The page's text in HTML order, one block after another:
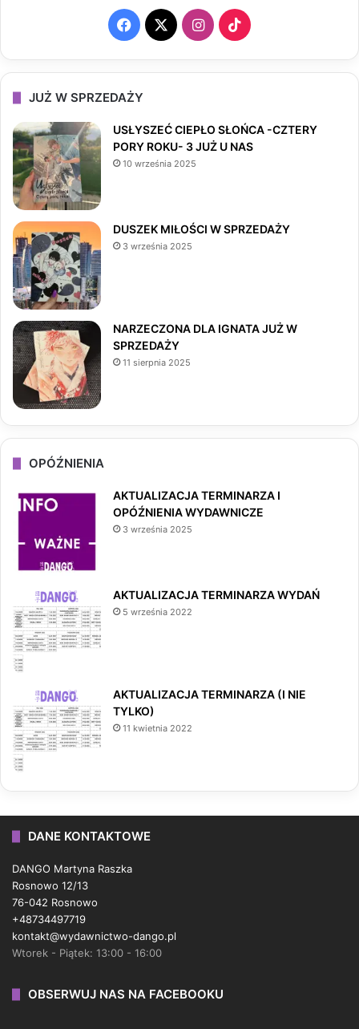
F
a
b
k
X
I
n
a
T
i
T
o
JUŻ W SPRZEDAŻY
USŁYSZEĆ CIEPŁO SŁOŃCA -CZTERY
PORY ROKU- 3 JUŻ U NAS
10 września 2025
DUSZEK MIŁOŚCI W SPRZEDAŻY
3 września 2025
NARZECZONA DLA IGNATA JUŻ W
SPRZEDAŻY
11 sierpnia 2025
OPÓŹNIENIA
AKTUALIZACJA TERMINARZA I
OPÓŹNIENIA WYDAWNICZE
3 września 2025
AKTUALIZACJA TERMINARZA WYDAŃ
5 września 2022
AKTUALIZACJA TERMINARZA (I NIE
TYLKO)
11 kwietnia 2022
DANE KONTAKTOWE
DANGO Martyna Raszka
Rosnowo 12/13
76-042 Rosnowo
+48734497719
kontakt@wydawnictwo-dango.pl
Wtorek - Piątek: 13:00 - 16:00
OBSERWUJ NAS NA FACEBOOKU